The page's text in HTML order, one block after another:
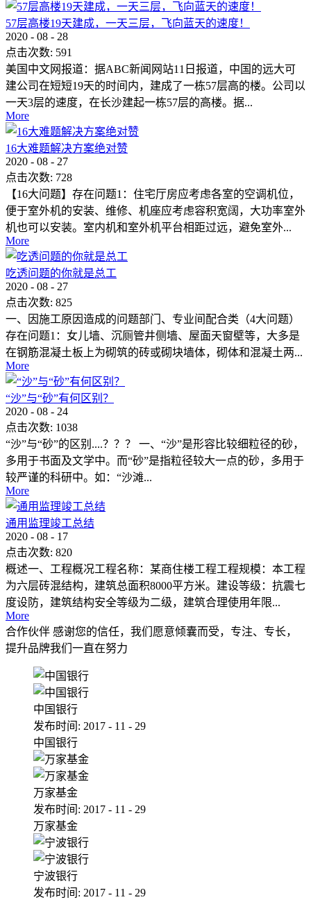
57层高楼19天建成，一天三层，飞向蓝天的速度！
2020 - 08 - 28
点击次数: 591
美国中文网报道：据ABC新闻网站11日报道，中国的远大可
建公司在短短19天的时间内，建成了一栋57层高的楼。公司以
一天3层的速度，在长沙建起一栋57层的高楼。据...
More
16大难题解决方案绝对赞
2020 - 08 - 27
点击次数: 728
【16大问题】存在问题1：住宅厅房应考虑各室的空调机位，
便于室外机的安装、维修、机座应考虑容积宽阔，大功率室外
机也可以安装。室内机和室外机平台相距过远，避免室外...
More
吃透问题的你就是总工
2020 - 08 - 27
点击次数: 825
一、因施工原因造成的问题部门、专业间配合类（4大问题）
存在问题1：女儿墙、沉厕管井侧墙、屋面天窗壁等，大多是
在钢筋混凝土板上为砌筑的砖或砌块墙体，砌体和混凝土两...
More
“沙”与“砂”有何区别？
2020 - 08 - 24
点击次数: 1038
“沙”与“砂”的区别....？？？ 一、“沙”是形容比较细粒径的砂，
多用于书面及文学中。而“砂”是指粒径较大一点的砂，多用于
较严谨的科研中。如：“沙滩...
More
通用监理竣工总结
2020 - 08 - 17
点击次数: 820
概述一、工程概况工程名称：某商住楼工程工程规模：本工程
为六层砖混结构，建筑总面积8000平方米。建设等级：抗震七
度设防，建筑结构安全等级为二级，建筑合理使用年限...
More
合作伙伴 感谢您的信任，我们愿意倾囊而受，专注、专长，
提升品牌我们一直在努力
中国银行
发布时间: 2017 - 11 - 29
中国银行
万家基金
发布时间: 2017 - 11 - 29
万家基金
宁波银行
发布时间: 2017 - 11 - 29